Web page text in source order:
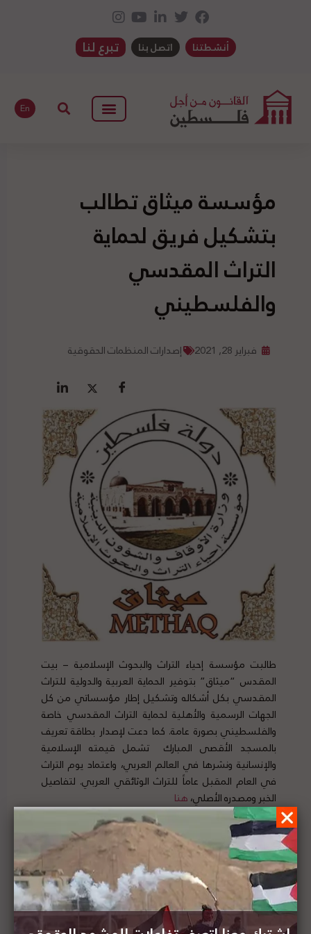
أنشطتنا اتصل بنا تبرع لنا
En
مؤسسة ميثاق تطالب
بتشكيل فريق لحماية
التراث المقدسي
والفلسطيني
فبراير 28, 2021 إصدارات المنظمات الحقوقية
طالبت مؤسسة إحياء التراث والبحوث الإسلامية – بيت
المقدس “ميثاق” بتوفير الحماية العربية والدولية للتراث
المقدسي بكل أشكاله وتشكيل إطار مؤسساتي من كل
الجهات الرسمية والأهلية لحماية التراث المقدسي خاصة
والفلسطيني بصورة عامة. كما دعت لإصدار بطاقة تعريف
بالمسجد الأقصى المبارك تشمل قيمته الإسلامية
والإنسانية ونشرها في العالم العربي، واعتماد يوم التراث
في العام المقبل عاماً للتراث الوثائقي العربي. لتفاصيل
الخبر ومصدره الأصلي،هنا
الخارجية الأردنية تدين الانتهاكات الإسرائيلية المستمرة
ضد الأقصى